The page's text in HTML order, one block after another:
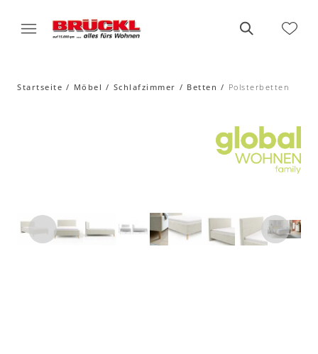
Startseite Möbel Schlafzimmer Betten Polsterbetten